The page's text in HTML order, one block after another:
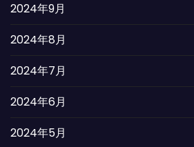
2024年9月
2024年8月
2024年7月
2024年6月
2024年5月